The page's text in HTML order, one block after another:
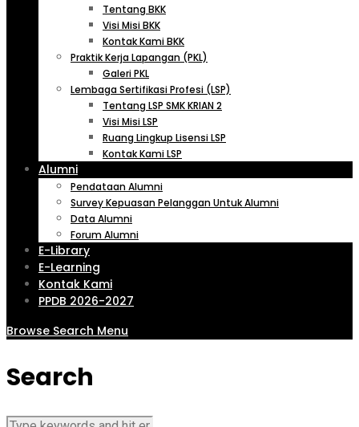
Tentang BKK
Visi Misi BKK
Kontak Kami BKK
Praktik Kerja Lapangan (PKL)
Galeri PKL
Lembaga Sertifikasi Profesi (LSP)
Tentang LSP SMK KRIAN 2
Visi Misi LSP
Ruang Lingkup Lisensi LSP
Kontak Kami LSP
Alumni
Pendataan Alumni
Survey Kepuasan Pelanggan Untuk Alumni
Data Alumni
Forum Alumni
E-Library
E-Learning
Kontak Kami
PPDB 2026-2027
Browse Search Menu
Search